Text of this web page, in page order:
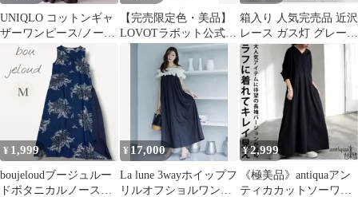
UNIQLO コットンギャ
ザーワンピース/ノース
リーブ L ワイン美品
【完売限定色・美品】
LOVOTラボット公式
ベロアカットソー(たん
箱入り 人気完売品 近沢
レース ガス灯 グレー
新品未使用 タグ付き 送
料込み
¥ 1,999
boujeloudブージュルー
ドボタニカルノースリ
¥ 17,000
La lune 3wayホイップフ
リルオフショルワンピ
¥2,999
《極美品》antiquaアン
ティカカットソーワン